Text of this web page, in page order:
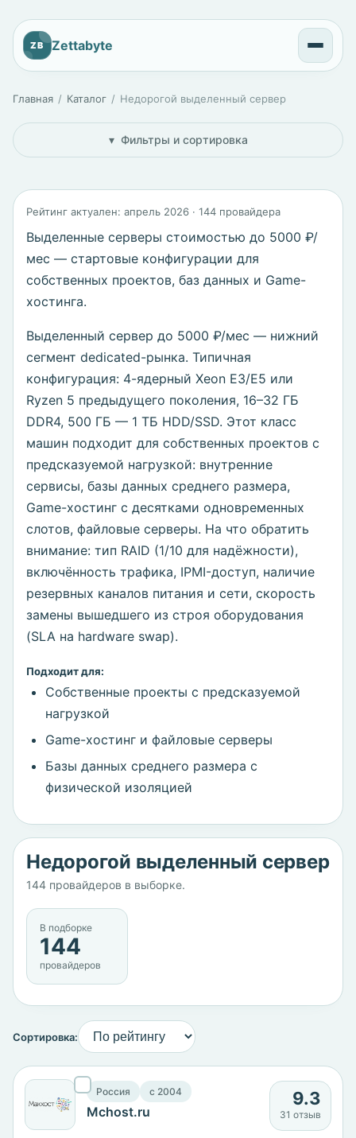
ZB Zettabyte
Главная Каталог Недорогой выделенный сервер
Фильтры и сортировка
Рейтинг актуален: апрель 2026 · 144 провайдера
Выделенные серверы стоимостью до 5000 ₽/
мес — стартовые конфигурации для
собственных проектов, баз данных и Game-
хостинга.
Выделенный сервер до 5000 ₽/мес — нижний
сегмент dedicated-рынка. Типичная
конфигурация: 4-ядерный Xeon E3/E5 или
Ryzen 5 предыдущего поколения, 16–32 ГБ
DDR4, 500 ГБ — 1 ТБ HDD/SSD. Этот класс
машин подходит для собственных проектов с
предсказуемой нагрузкой: внутренние
сервисы, базы данных среднего размера,
Game-хостинг с десятками одновременных
слотов, файловые серверы. На что обратить
внимание: тип RAID (1/10 для надёжности),
включённость трафика, IPMI-доступ, наличие
резервных каналов питания и сети, скорость
замены вышедшего из строя оборудования
(SLA на hardware swap).
Подходит для:
Собственные проекты с предсказуемой
нагрузкой
Game-хостинг и файловые серверы
Базы данных среднего размера с
физической изоляцией
Недорогой выделенный сервер
144 провайдеров в выборке.
В подборке
144
провайдеров
Сортировка:
Россия c 2004
Mchost.ru
9.3
31 отзыв